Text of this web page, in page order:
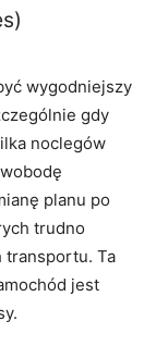
wygodniejszy
gdy
noclegów
planu po
trudno
transportu. Ta
jest